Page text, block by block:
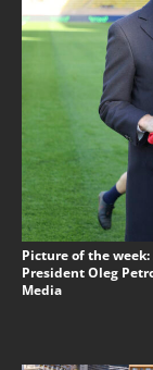
Picture of the week:
President Oleg
Media